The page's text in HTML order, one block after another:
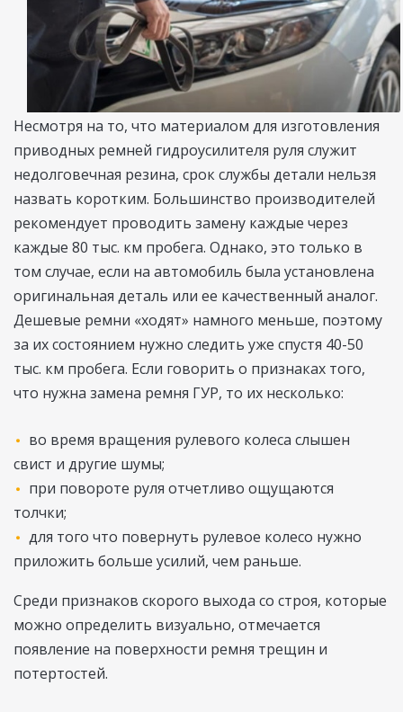
Несмотря на то, что материалом для изготовления
приводных ремней гидроусилителя руля служит
недолговечная резина, срок службы детали нельзя
назвать коротким. Большинство производителей
рекомендует проводить замену каждые через
каждые 80 тыс. км пробега. Однако, это только в
том случае, если на автомобиль была установлена
оригинальная деталь или ее качественный аналог.
Дешевые ремни «ходят» намного меньше, поэтому
за их состоянием нужно следить уже спустя 40-50
тыс. км пробега. Если говорить о признаках того,
что нужна замена ремня ГУР, то их несколько:
во время вращения рулевого колеса слышен
свист и другие шумы;
при повороте руля отчетливо ощущаются
толчки;
для того что повернуть рулевое колесо нужно
приложить больше усилий, чем раньше.
Среди признаков скорого выхода со строя, которые
можно определить визуально, отмечается
появление на поверхности ремня трещин и
потертостей.